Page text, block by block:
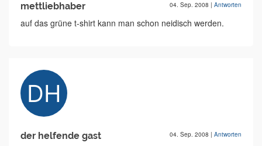
mettliebhaber 04. Sep. 2008 | Antworten
auf das grüne t-shirt kann man schon neidisch werden.
der helfende gast 04. Sep. 2008 | Antworten